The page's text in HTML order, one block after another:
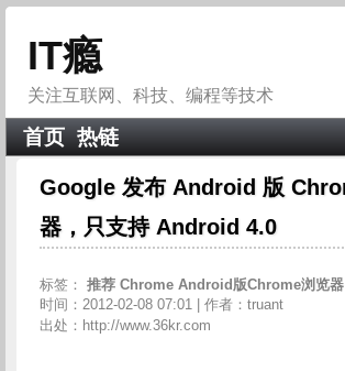
IT瘾
关注互联网、科技、编程等技术
首页 热链
Google 发布 Android 版
器，只支持 Android 4.0
标签： 推荐 Chrome Android版Chrome浏览器
时间：2012-02-08 07:01 | 作者：truant
出处：http://www.36kr.com